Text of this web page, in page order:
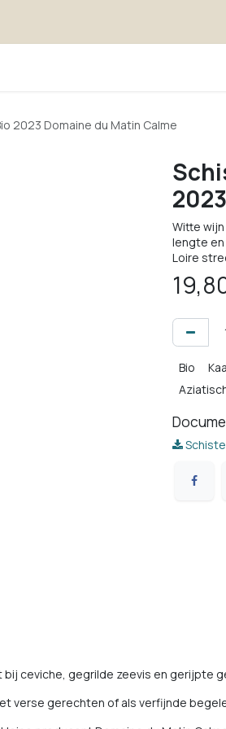
2023 Domaine du Matin Calme
Witte
lengte
Loire
Bio
bij ceviche, gegrilde zeevis en gerijpte
verse gerechten of als verfijnde